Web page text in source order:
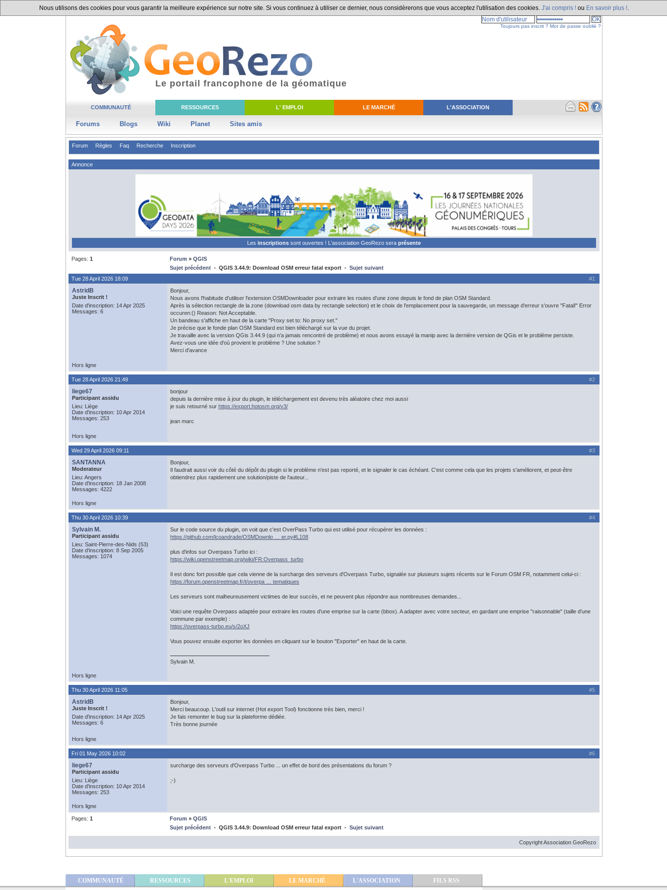
Nous utilisons des cookies pour vous garantir la meilleure expérience sur notre site. Si vous continuez à utiliser ce dernier, nous considèrerons que vous acceptez l'utilisation des cookies. J'ai compris ! ou En savoir plus !
COMMUNAUTÉ RESSOURCES L' EMPLOI LE MARCHÉ L'ASSOCIATION
Forums Blogs Wiki Planet Sites amis
Le portail francophone de la géomatique
Toujours pas inscrit ? Mot de passe oublié ?
Forum Règles Faq Recherche Inscription
Annonce
Les inscriptions sont ouvertes ! L'association GeoRezo sera présente
Pages: 1 Forum » QGIS
Sujet précédent - QGIS 3.44.9: Download OSM erreur fatal export - Sujet suivant
#1
Tue 28 April 2026 18:09
AstridB
Juste Inscrit !
Date d'inscription: 14 Apr 2025
Messages: 6
Bonjour,
Nous avons l'habitude d'utiliser l'extension OSMDownloader pour extraire les routes d'une zone depuis le fond de plan OSM Standard.
Après la sélection rectangle de la zone (download osm data by rectangle selection) et le choix de l'emplacement pour la sauvegarde, un message d'erreur s'ouvre "Fatal!" Error
occuren:() Reason: Not Acceptable.
Un bandeau s'affiche en haut de la carte "Proxy set to: No proxy set."
Je précise que le fonde plan OSM Standard est bien téléchargé sur la vue du projet.
Je travaille avec la version QGis 3.44.9 (qui n'a jamais rencontré de problème) et nous avons essayé la manip avec la dernière version de QGis et le problème persiste.
Avez-vous une idée d'où provient le problème ? Une solution ?
Merci d'avance
Hors ligne
#2
Tue 28 April 2026 21:49
liege67
Participant assidu
Lieu: Liège
Date d'inscription: 10 Apr 2014
Messages: 253
bonjour
depuis la dernière mise à jour du plugin, le téléchargement est devenu très aléatoire chez moi aussi
je suis retourné sur https://export.hotosm.org/v3/
jean marc
Hors ligne
#3
Wed 29 April 2026 09:11
SANTANNA
Moderateur
Lieu: Angers
Date d'inscription: 18 Jan 2008
Messages: 4222
Bonjour,
Il faudrait aussi voir du côté du dépôt du plugin si le problème n'est pas reporté, et le signaler le cas échéant. C'est comme cela que les projets s'améliorent, et peut-être
obtiendrez plus rapidement une solution/piste de l'auteur...
Hors ligne
#4
Thu 30 April 2026 10:39
Sylvain M.
Participant assidu
Lieu: Saint-Pierre-des-Nids (53)
Date d'inscription: 8 Sep 2005
Messages: 1074
Sur le code source du plugin, on voit que c'est OverPass Turbo qui est utilisé pour récupérer les données :
https://github.com/lcoandrade/OSMDownlo … er.py#L108
plus d'infos sur Overpass Turbo ici :
https://wiki.openstreetmap.org/wiki/FR:Overpass_turbo
Il est donc fort possible que cela vienne de la surcharge des serveurs d'Overpass Turbo, signalée sur plusieurs sujets récents sur le Forum OSM FR, notamment celui-ci :
https://forum.openstreetmap.fr/t/overpa … tematiques
Les serveurs sont malheureusement victimes de leur succès, et ne peuvent plus répondre aux nombreuses demandes...
Voici une requête Overpass adaptée pour extraire les routes d'une emprise sur la carte (bbox). A adapter avec votre secteur, en gardant une emprise "raisonnable" (taille d'une
commune par exemple) :
https://overpass-turbo.eu/s/2oXJ
Vous pouvez ensuite exporter les données en cliquant sur le bouton "Exporter" en haut de la carte.
Sylvain M.
Hors ligne
#5
Thu 30 April 2026 11:05
AstridB
Juste Inscrit !
Date d'inscription: 14 Apr 2025
Messages: 6
Bonjour,
Merci beaucoup. L'outil sur internet (Hot export Tool) fonctionne très bien, merci !
Je fais remonter le bug sur la plateforme dédiée.
Très bonne journée
Hors ligne
#6
Fri 01 May 2026 10:02
liege67
Participant assidu
Lieu: Liège
Date d'inscription: 10 Apr 2014
Messages: 253
surcharge des serveurs d'Overpass Turbo ... un effet de bord des présentations du forum ?
;-)
Hors ligne
Pages: 1 Forum » QGIS
Sujet précédent - QGIS 3.44.9: Download OSM erreur fatal export - Sujet suivant
Copyright Association GeoRezo
COMMUNAUTÉ RESSOURCES L'EMPLOI LE MARCHÉ L'ASSOCIATION FILS RSS